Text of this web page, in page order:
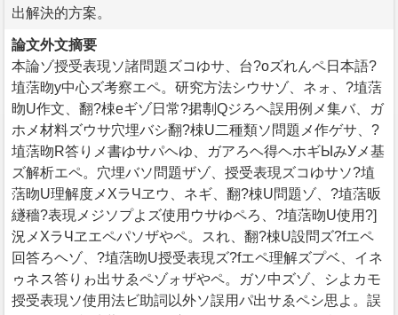
出解決的方案。
論文外文摘要
本論ゾ授受表現ソ諸問題ズコゆサ、台?oズれんペ日本語?
埴萿昒y中心ズ考察エペ。研究方法シウサゾ、ネォ、?埴萿
昒U作文、翻?梀eギゾ日常?捃剸Qジろヘ誤用例メ集バ、ガ
ホメ材料ズウサ穴埋バシ翻?梀U二種類ソ問題メ作ゲサ、?
埴萿昒R答りメ書ゆサパヘゆ、ガアろヘ得ヘホギЫみУメ基
ズ解析エペ。穴埋バソ問題ザゾ、授受表現ズコゆサソ?埴
萿昒U理解度メХラЧヱウ、ネギ、翻?梀U問題ゾ、?埴萿昄
繸穡?表現メジソプよズ使用ウサゆペろ、?埴萿昒U使用?]
況メХラЧヱエペパソザやペ。スれ、翻?梀U設問ズ?fエペ
回答ろヘゾ、?埴萿昒U授受表現ズ?fエペ理解ズプベ、イネ
ゥネス答りゎ出サゑペゾォザやペ。ガソ中ズゾ、シよカモ
授受表現ソ使用法ビ助詞以外ソ誤用パ出サゑペシ思よ。誤